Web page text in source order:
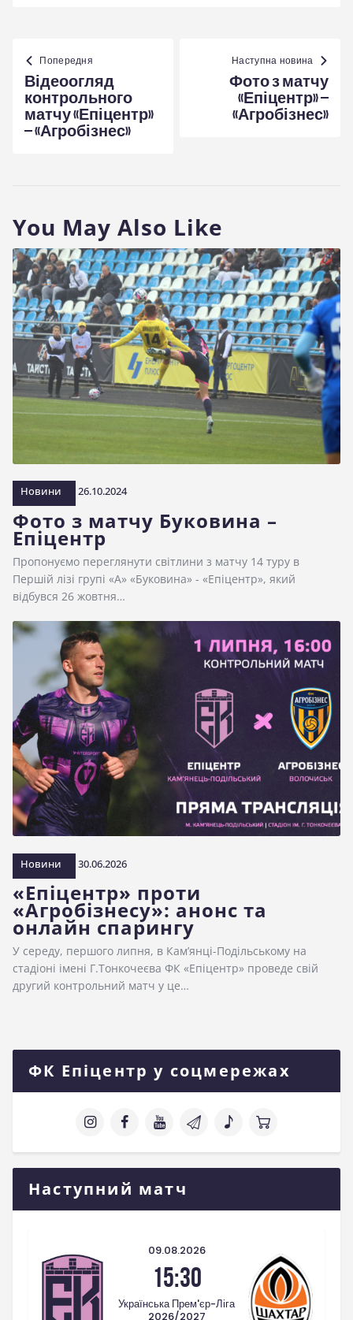
Навігація
записів
Попередня
Відеоогляд
контрольного
матчу «Епіцентр»
– «Агробізнес»
Наступна новина
Фото з матчу
«Епіцентр» –
«Агробізнес»
You May Also Like
Новини 26.10.2024
Фото з матчу Буковина –
Епіцентр
Пропонуємо переглянути світлини з матчу 14 туру в
Першій лізі групі «А» «Буковина» - «Епіцентр», який
відбувся 26 жовтня…
Новини 30.06.2026
«Епіцентр» проти
«Агробізнесу»: анонс та
онлайн спарингу
У середу, першого липня, в Кам’янці-Подільському на
стадіоні імені Г.Тонкочеєва ФК «Епіцентр» проведе свій
другий контрольний матч у це…
ФК Епіцентр у соцмережах
Наступний матч
09.08.2026
15:30
Українська Прем'єр-Ліга
2026/2027